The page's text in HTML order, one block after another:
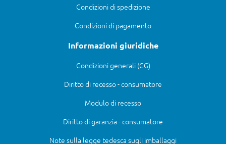
Condizioni di spedizione
Condizioni di pagamento
Informazioni giuridiche
Condizioni generali (CG)
Diritto di recesso - consumatore
Modulo di recesso
Diritto di garanzia - consumatore
Note sulla legge tedesca sugli imballaggi